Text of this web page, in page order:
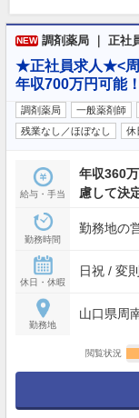
NEW 調剤薬局 ｜ 正社
★正社員求人★<周
年収700万円可能
調剤薬局 一般薬剤師
残業なし／ほぼなし
休
給与・手当
年収360
慮して決
勤務時間
勤務地の
休日・休暇
日祝 / 変
勤務地
山口県周
閲覧状況